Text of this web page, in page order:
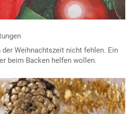
Weihnachtszeit nicht fehlen. Ein
beim Backen helfen wollen.